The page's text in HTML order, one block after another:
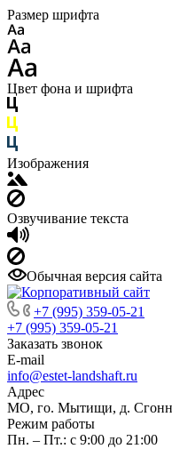
Размер шрифта
Цвет фона и шрифта
Изображения
Озвучивание текста
Обычная версия сайта
+7 (995) 359-05-21
+7 (995) 359-05-21
Заказать звонок
E-mail
info@estet-landshaft.ru
Адрес
МО, го. Мытищи, д.
Режим работы
Пн. – Пт.: с 9:00 до 21:00